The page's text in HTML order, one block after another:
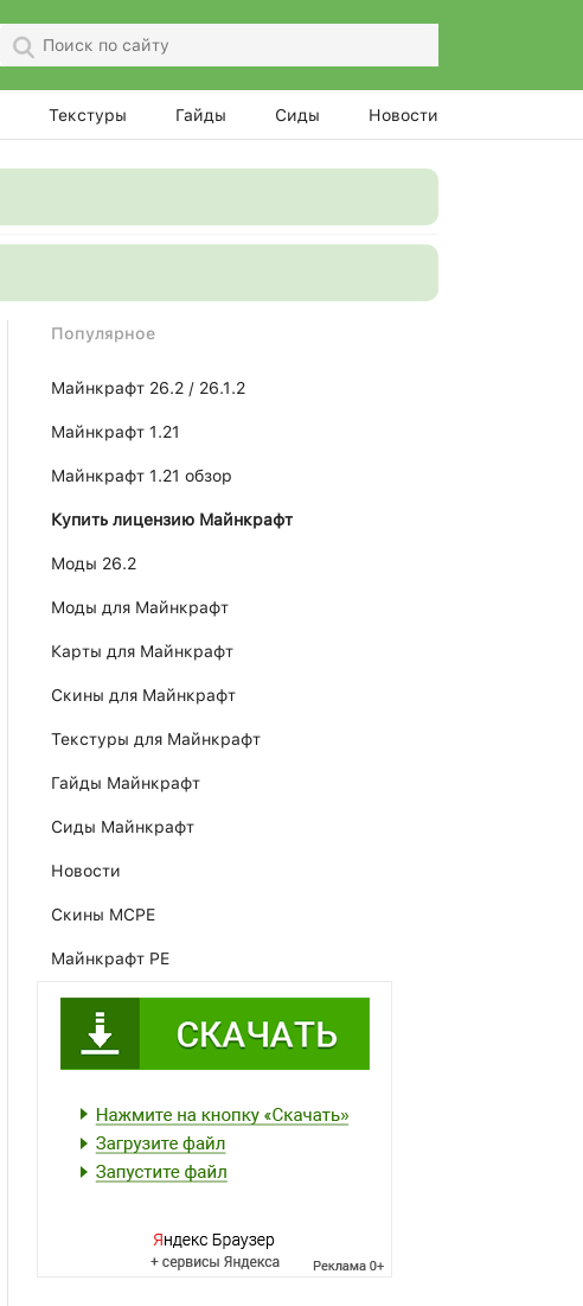
Текстуры Гайды Сиды Новости
Популярное
Майнкрафт 26.2 / 26.1.2
Майнкрафт 1.21
Майнкрафт 1.21 обзор
Купить лицензию Майнкрафт
Моды 26.2
Моды для Майнкрафт
Карты для Майнкрафт
Скины для Майнкрафт
Текстуры для Майнкрафт
Гайды Майнкрафт
Сиды Майнкрафт
Новости
Скины MCPE
Майнкрафт PE